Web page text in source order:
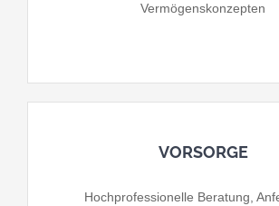
Vermögenskonzepten
VORSORGE
Hochprofessionelle Beratung,